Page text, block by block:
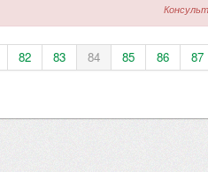
82 83 84 85 86 87